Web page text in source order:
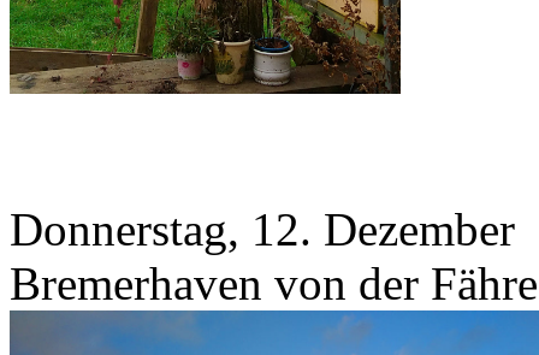
Donnerstag, 12. Dezember
Bremerhaven von der